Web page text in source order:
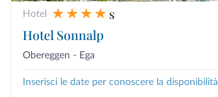
Hotel
s
Hotel Sonnalp
Obereggen - Ega
Inserisci le date per conoscere la disponibilità